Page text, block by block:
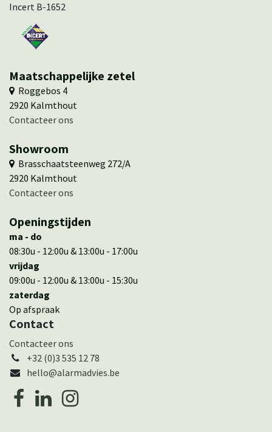
Incert B-1652
Maatschappelijke zetel
​ ​Roggebos 4
​2920 Kalmthout
Contacteer ons
Showroom
​ Brasschaatsteenweg 272/A
​​2920 Kalmthout
​​Contacteer ons
Openingstijden
ma - do
08:30u - 12:00u & 13:00u - 17:00u
vrijdag
09:00u - 12:00u & 13:00u - 15:30u
zaterdag
Op afspraak
Contact
Cont​actee​r ons
+32 (0)3 535 12 78
hello@alarmadvies.be